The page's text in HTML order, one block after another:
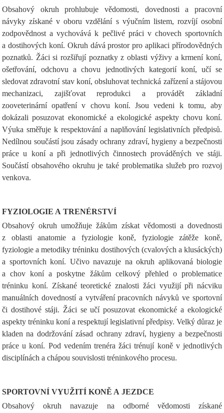
Obsahový okruh prohlubuje vědomosti, dovednosti a pracovní
návyky získané v oboru vzdělání s výučním listem, rozvíjí osobní
zodpovědnost a vychovává k pečlivé práci v chovech sportovních
a dostihových koní. Okruh dává prostor pro aplikaci přírodovědných
poznatků. Žáci si rozšiřují poznatky z oblasti výživy a krmení koní,
ošetřování, odchovu a chovu jednotlivých kategorií koní, učí se
sledovat zdravotní stav koní, obsluhovat technická zařízení a stájovou
mechanizaci, zajišťovat reprodukci a provádět základní
zooveterinární opatření v chovu koní. Jsou vedeni k tomu, aby
dokázali posuzovat ekonomické a ekologické aspekty chovu koní.
Výuka směřuje k respektování a naplňování legislativních předpisů.
Nedílnou součástí jsou zásady ochrany zdraví, hygieny a bezpečnosti
práce u koní a při jednotlivých činnostech prováděných ve stáji.
Součástí obsahového okruhu je také problematika služeb pro rozvoj
venkova.
FYZIOLOGIE A TRENÉRSTVÍ
Obsahový okruh umožňuje žákům získat vědomosti a dovednosti
z oblasti anatomie a fyziologie koně, fyziologie zátěže koně,
fyziologie a metodiky tréninku dostihových (cvalových a klusáckých)
a sportovních koní. Učivo navazuje na okruh aplikovaná biologie
a chov koní a poskytne žákům celkový přehled o problematice
tréninku koní. Získané teoretické znalosti žáci využijí při nácviku
manuálních dovedností a vytváření pracovních návyků ve sportovní
či dostihové stáji. Žáci se učí posuzovat ekonomické a ekologické
aspekty tréninku koní a respektují legislativní předpisy. Velký důraz je
kladen na dodržování zásad ochrany zdraví, hygieny a bezpečnosti
práce u koní. Pod vedením trenéra žáci trénují koně v jednotlivých
disciplínách a chápou souvislosti tréninkového procesu.
SPORTOVNÍ VYUŽITÍ KONĚ A JEZDCE
Obsahový okruh navazuje na odborné vědomosti získané